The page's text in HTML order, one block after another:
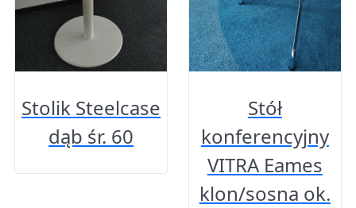
Stolik Steelcase
dąb śr. 60
Stół
konferencyjny
VITRA Eames
klon/sosna ok.